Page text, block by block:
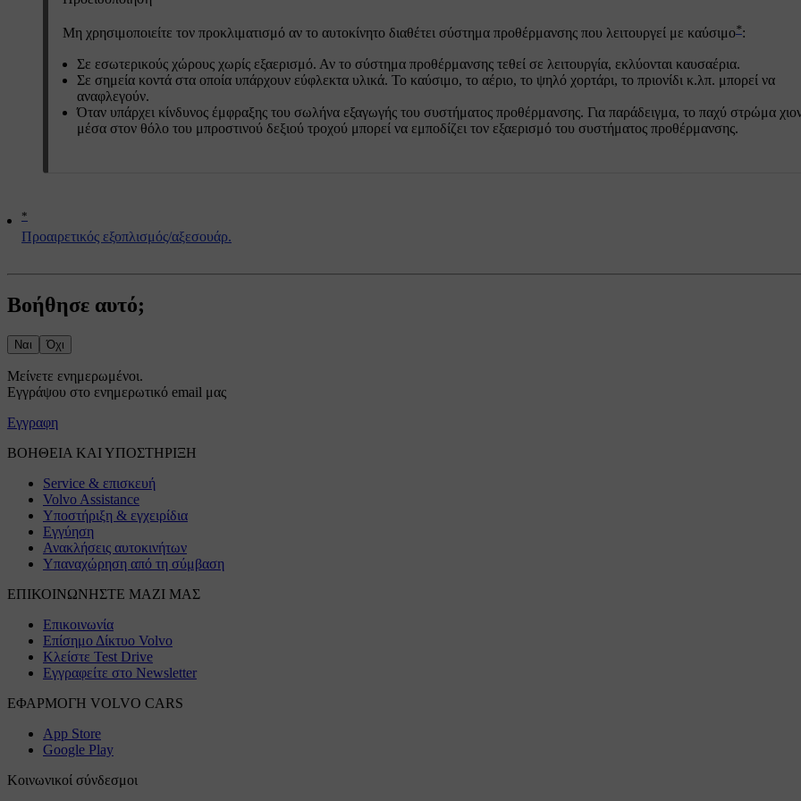
Μη χρησιμοποιείτε τον προκλιματισμό αν το αυτοκίνητο διαθέτει σύστημα προθέρμανσης που λειτουργεί με καύσιμο*:
Σε εσωτερικούς χώρους χωρίς εξαερισμό. Αν το σύστημα προθέρμανσης τεθεί σε λειτουργία, εκλύονται καυσαέρια.
Σε σημεία κοντά στα οποία υπάρχουν εύφλεκτα υλικά. Το καύσιμο, το αέριο, το ψηλό χορτάρι, το πριονίδι κ.λπ. μπορεί να
αναφλεγούν.
Όταν υπάρχει κίνδυνος έμφραξης του σωλήνα εξαγωγής του συστήματος προθέρμανσης. Για παράδειγμα, το παχύ στρώμα
μέσα στον θόλο του μπροστινού δεξιού τροχού μπορεί να εμποδίζει τον εξαερισμό του συστήματος προθέρμανσης.
*
Προαιρετικός εξοπλισμός/αξεσουάρ.
Βοήθησε αυτό;
Ναι Όχι